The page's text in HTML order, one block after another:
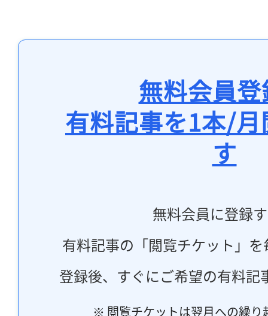
無料会員
有料記事を1本/
す
無料会員に登録
有料記事の「閲覧チケット」
登録後、すぐにご希望の有料記
※ 閲覧チケットは翌月への繰り